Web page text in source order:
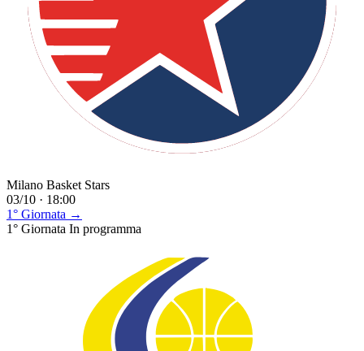
Milano Basket Stars
03/10 · 18:00
1° Giornata →
1° Giornata In programma